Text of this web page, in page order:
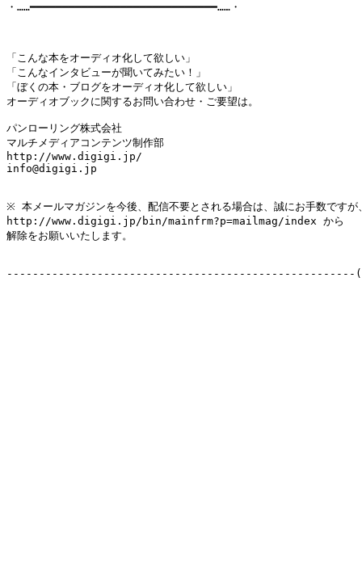
・……━━━━━━━━━━━━━━━━━━━━━━━━━━━━━……・
「こんな本をオーディオ化して欲しい」
「こんなインタビューが聞いてみたい！」
「ぼくの本・ブログをオーディオ化して欲しい」
オーディオブックに関するお問い合わせ・ご要望は。
パンローリング株式会社
マルチメディアコンテンツ制作部
http://www.digigi.jp/
info@digigi.jp
※ 本メールマガジンを今後、配信不要とされる場合は、誠にお手数ですが
http://www.digigi.jp/bin/mainfrm?p=mailmag/index から
解除をお願いいたします。
------------------------------------------------------(C)